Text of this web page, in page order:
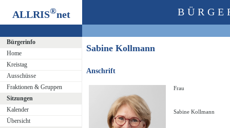
ALLRIS®net
Bürgerinfo
Home
Kreistag
Ausschüsse
Fraktionen & Gruppen
Sitzungen
Kalender
Übersicht
Sabine Kollmann
Anschrift
Frau
Sabine Kollmann